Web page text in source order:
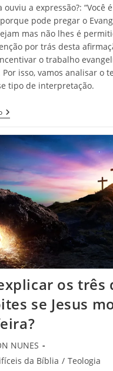
ouviu a expressão?: “Você
pode pregar o
mas não lhes é
por trás desta
o trabalho
isso, vamos analisar o
tipo de interpretação.
os três
se Jesus
NUNES
da Bíblia / Teologia